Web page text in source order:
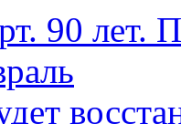
90 лет.